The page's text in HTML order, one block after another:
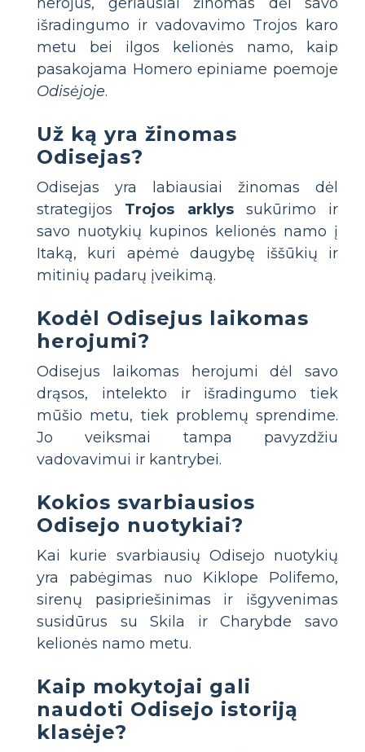
išradingumo ir vadovavimo Trojos karo
metu bei ilgos kelionės namo, kaip
pasakojama Homero epiniame poemoje
Odisėjoje.
Už ką yra žinomas
Odisejas?
Odisejas yra labiausiai žinomas dėl
strategijos Trojos arklyssukūrimo ir
savo nuotykių kupinos kelionės namo į
Itaką, kuri apėmė daugybę iššūkių ir
mitinių padarų įveikimą.
Kodėl Odisejus laikomas
herojumi?
Odisejus laikomas herojumi dėl savo
drąsos, intelekto ir išradingumo tiek
mūšio metu, tiek problemų sprendime.
Jo veiksmai tampa pavyzdžiu
vadovavimui ir kantrybei.
Kokios svarbiausios
Odisejo nuotykiai?
Kai kurie svarbiausių Odisejo nuotykių
yra pabėgimas nuo Kiklope Polifemo,
sirenų pasipriešinimas ir išgyvenimas
susidūrus su Skila ir Charybde savo
kelionės namo metu.
Kaip mokytojai gali
naudoti Odisejo istoriją
klasėje?